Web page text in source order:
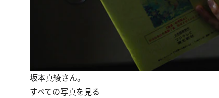
坂本真綾さん。
すべての写真を見る